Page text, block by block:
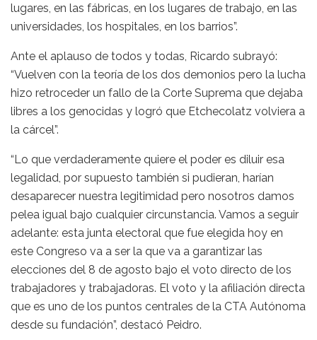
lugares, en las fábricas, en los lugares de trabajo, en las
universidades, los hospitales, en los barrios”.
Ante el aplauso de todos y todas, Ricardo subrayó:
“Vuelven con la teoría de los dos demonios pero la lucha
hizo retroceder un fallo de la Corte Suprema que dejaba
libres a los genocidas y logró que Etchecolatz volviera a
la cárcel”.
“Lo que verdaderamente quiere el poder es diluir esa
legalidad, por supuesto también si pudieran, harían
desaparecer nuestra legitimidad pero nosotros damos
pelea igual bajo cualquier circunstancia. Vamos a seguir
adelante: esta junta electoral que fue elegida hoy en
este Congreso va a ser la que va a garantizar las
elecciones del 8 de agosto bajo el voto directo de los
trabajadores y trabajadoras. El voto y la afiliación directa
que es uno de los puntos centrales de la CTA Autónoma
desde su fundación”, destacó Peidro.